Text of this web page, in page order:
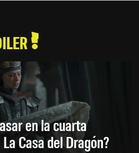
en la cuarta
Casa del Dragón?